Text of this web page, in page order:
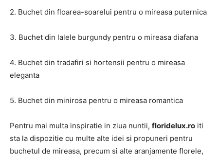
2. Buchet din floarea-soarelui pentru o mireasa puternica
3. Buchet din lalele burgundy pentru o mireasa diafana
4. Buchet din tradafiri si hortensii pentru o mireasa
eleganta
5. Buchet din minirosa pentru o mireasa romantica
Pentru mai multa inspiratie in ziua nuntii, floridelux.ro iti
sta la dispozitie cu multe alte idei si propuneri pentru
buchetul de mireasa, precum si alte aranjamente florele,